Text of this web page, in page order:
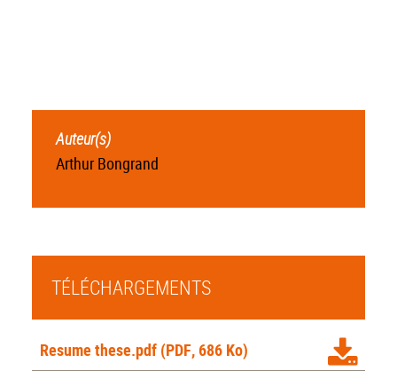
Auteur(s)
Arthur Bongrand
TÉLÉCHARGEMENTS
Resume these.pdf (PDF, 686 Ko)